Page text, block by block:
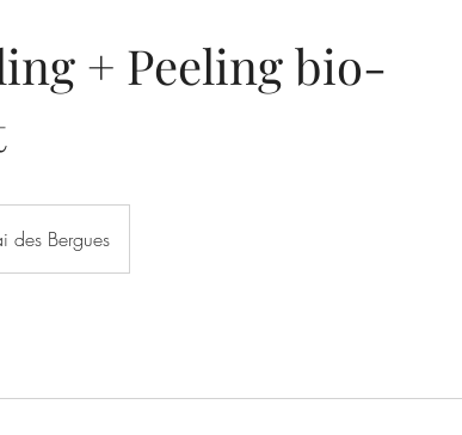
+ Peeling bio-
des Bergues